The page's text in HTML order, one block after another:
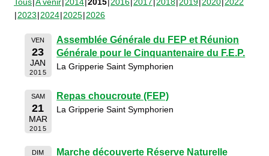
2023 2024 2025 2026
VEN
23
JAN
2015
Assemblée Générale du FEP et Réunion
Générale pour le Cinquantenaire du F.E.P.
La Gripperie Saint Symphorien
SAM
21
MAR
2015
Repas choucroute (FEP)
La Gripperie Saint Symphorien
DIM Marche découverte Réserve Naturelle